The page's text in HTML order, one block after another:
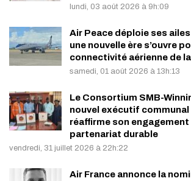
lundi, 03 août 2026 à 9h:09
Air Peace déploie ses
une nouvelle ère s’ouvre
connectivité aérienne de
samedi, 01 août 2026 à 13h:13
Le Consortium SMB-
nouvel exécutif communal
réaffirme son engagement
partenariat durable
vendredi, 31 juillet 2026 à 22h:22
Air France annonce la